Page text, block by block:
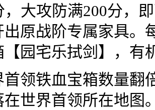
，大攻防满200分，
出原战阶专属家具。
【园宅乐拭剑】，有
铁血宝箱数量翻
在世界首领所在地图